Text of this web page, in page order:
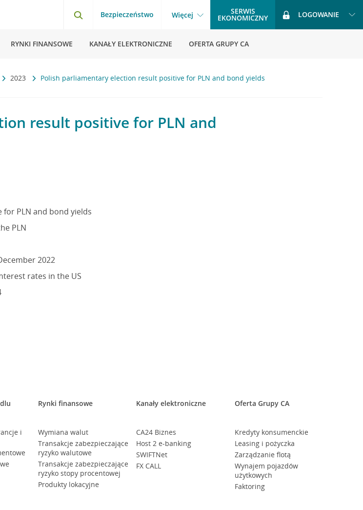
Bezpieczeństwo Więcej SERWIS
EKONOMICZNY LOGOWANIE
RYNKI FINANSOWE KANAŁY ELEKTRONICZNE OFERTA GRUPY CA
2023 Polish parliamentary election result positive for PLN and bond yields
result positive for PLN and
PLN and bond yields
PLN
2022
rates in the US
i
Rynki finansowe
Wymiana walut
Transakcje zabezpieczające
ryzyko walutowe
Transakcje zabezpieczające
ryzyko stopy procentowej
Produkty lokacyjne
Kanały elektroniczne
CA24 Biznes
Host 2 e-banking
SWIFTNet
FX CALL
Oferta Grupy CA
Kredyty konsumenckie
Leasing i pożyczka
Zarządzanie flotą
Wynajem pojazdów
użytkowych
Faktoring